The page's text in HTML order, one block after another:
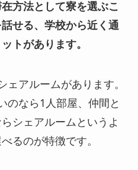
方法として寮を選ぶこ
せる、学校から近く通
トがあります。
アルームがあります。
のなら1人部屋、仲間と
シェアルームというよ
るのが特徴です。